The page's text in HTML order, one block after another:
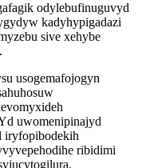
odylebufinuguvyd
kadyhypigadazi
sive xehybe
usogemafojogyn
uwomenipinajyd
iryfopibodekih
ribidimi